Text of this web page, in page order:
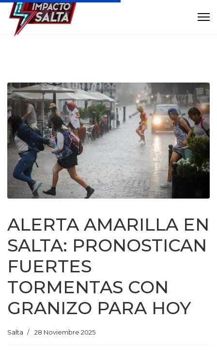
ALERTA AMARILLA EN
SALTA: PRONOSTICAN
FUERTES
TORMENTAS CON
GRANIZO PARA HOY
Salta 28 Noviembre 2025